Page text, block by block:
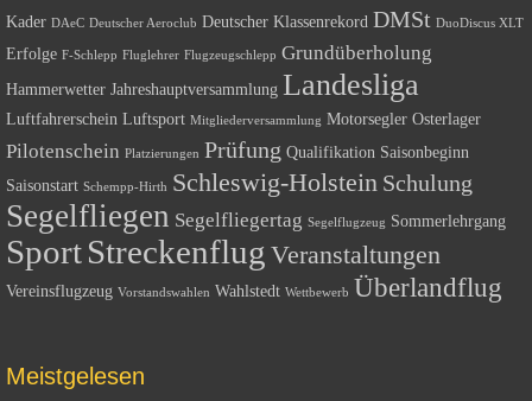
Kader DAeC Deutscher Aeroclub Deutscher Klassenrekord DMSt DuoDiscus XLT
Erfolge F-Schlepp Fluglehrer Flugzeugschlepp Grundüberholung
Hammerwetter Jahreshauptversammlung Landesliga
Luftfahrerschein Luftsport Mitgliederversammlung Motorsegler Osterlager
Pilotenschein Platzierungen Prüfung Qualifikation Saisonbeginn
Saisonstart Schempp-Hirth Schleswig-Holstein Schulung
Segelfliegen Segelfliegertag Segelflugzeug Sommerlehrgang
SportStreckenflug Veranstaltungen
Vereinsflugzeug Vorstandswahlen Wahlstedt Wettbewerb Überlandflug
Meistgelesen